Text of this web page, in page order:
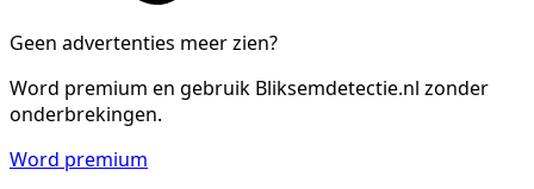
Geen advertenties meer zien?
Word premium en gebruik Bliksemdetectie.nl zonder
onderbrekingen.
Word premium